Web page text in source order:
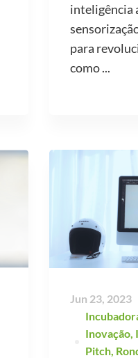
inteligência
para
como ...
Jun 23, 2023
Inovação,
Pitch,